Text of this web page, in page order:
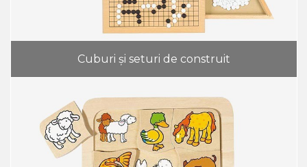
Cuburi și seturi de construit